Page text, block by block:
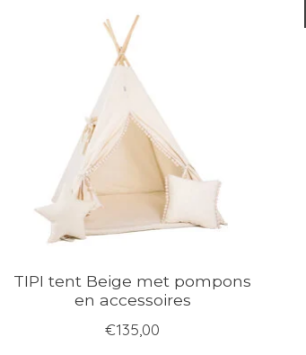
TIPI tent Beige met pompons
en accessoires
€135,00